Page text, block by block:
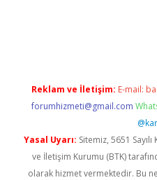
Reklam ve İletişim: E-mail:
forumhizmeti@gmail.com
Yasal Uyarı: Sitemiz, 5651
ve İletişim Kurumu (BTK)
olarak hizmet vermektedir. Bu